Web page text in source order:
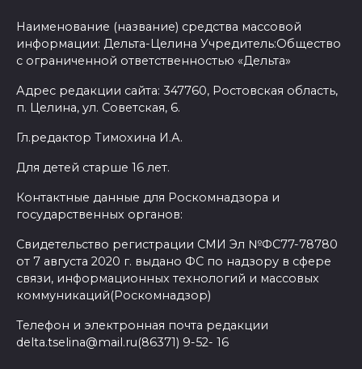
Наименование (название) средства массовой
информации: Дельта-Целина Учредитель:Общество
с ограниченной ответственностью «Дельта»
Адрес редакции сайта: 347760, Ростовская область,
п. Целина, ул. Советская, 6.
Гл.редактор Тимохина И.А.
Для детей старше 16 лет.
Контактные данные для Роскомнадзора и
государственных органов:
Свидетельство регистрации СМИ Эл №ФС77-78780
от 7 августа 2020 г. выдано ФС по надзору в сфере
связи, информационных технологий и массовых
коммуникаций(Роскомнадзор)
Телефон и электронная почта редакции
delta.tselina@mail.ru(86371) 9-52- 16